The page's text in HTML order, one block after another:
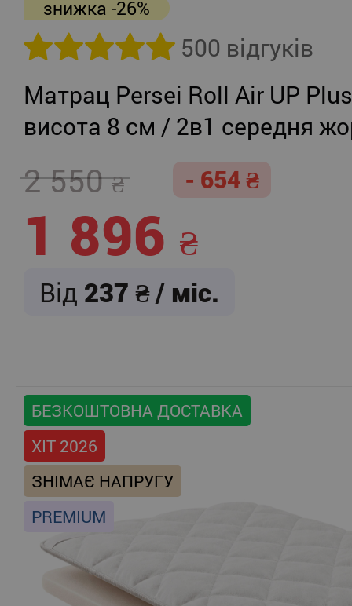
знижка -26%
500 відгуків
Матрац Persei Roll Air UP
висота 8 см / 2в1 середня
2 550 - 654
1 896
Від 237 / міс.
БЕЗКОШТОВНА ДОСТАВКА
ХІТ 2026
ЗНІМАЄ НАПРУГУ
PREMIUM